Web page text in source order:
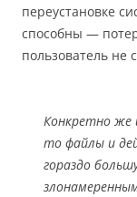
переустановке
способны —
пользователь не
Конкретно же
то файлы и
гораздо